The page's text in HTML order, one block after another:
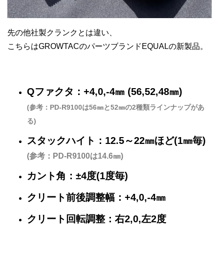
先の他社製クランクとは違い、
こちらはGROWTACのパーツブランドEQUALの新製品。
Qファクタ：+4,0,-4㎜ (56,52,48㎜)
(参考：PD-R9100は56㎜と52㎜の2種類ラインナップがあ
る)
スタックハイト：12.5～22㎜ほど(1㎜毎)
(参考：PD-R9100は14.6㎜)
カント角：±4度(1度毎)
クリート前後調整幅：+4,0,-4㎜
クリート回転調整：右2,0,左2度